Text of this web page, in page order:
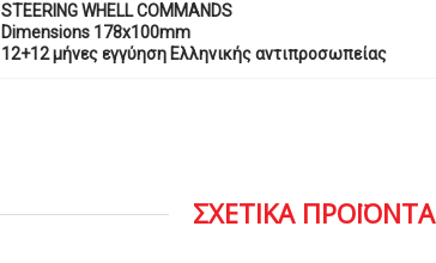
STEERING WHELL COMMANDS
Dimensions 178x100mm
12+12 μήνες εγγύηση Ελληνικής αντιπροσωπείας
ΣΧΕΤΙΚΑ ΠΡΟΪΟΝΤΑ